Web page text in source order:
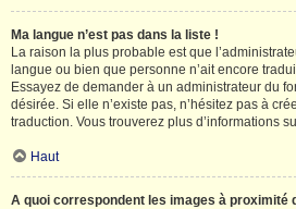
Ma langue n’est pas dans la liste !
La raison la plus probable est que
langue ou bien que personne n’ait encore
Essayez de demander à un administrateur du
désirée. Si elle n’existe pas, n’hésitez pas à
traduction. Vous trouverez plus d’informations
Haut
A quoi correspondent les images à proximité